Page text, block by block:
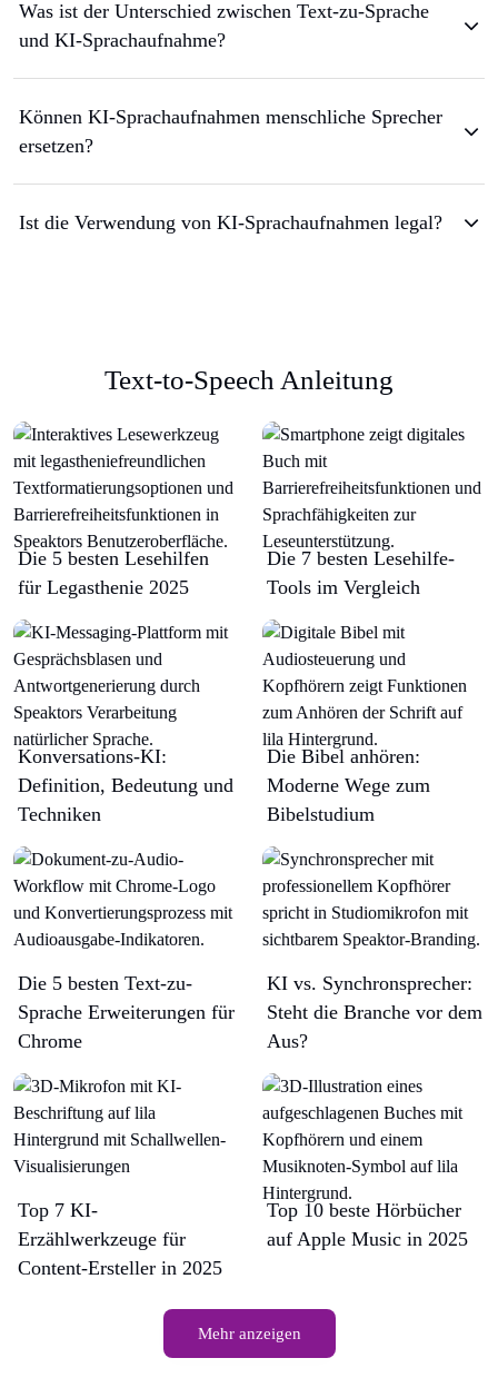
Was ist der Unterschied zwischen Text-zu-Sprache
und KI-Sprachaufnahme?
Können KI-Sprachaufnahmen menschliche Sprecher
ersetzen?
Ist die Verwendung von KI-Sprachaufnahmen legal?
Text-to-Speech Anleitung
Die 5 besten Lesehilfen
für Legasthenie 2025
Die 7 besten Lesehilfe-
Tools im Vergleich
Konversations-KI:
Definition, Bedeutung und
Techniken
Die Bibel anhören:
Moderne Wege zum
Bibelstudium
Die 5 besten Text-zu-
Sprache Erweiterungen für
Chrome
KI vs. Synchronsprecher:
Steht die Branche vor dem
Aus?
Top 7 KI-
Erzählwerkzeuge für
Content-Ersteller in 2025
Top 10 beste Hörbücher
auf Apple Music in 2025
Mehr anzeigen